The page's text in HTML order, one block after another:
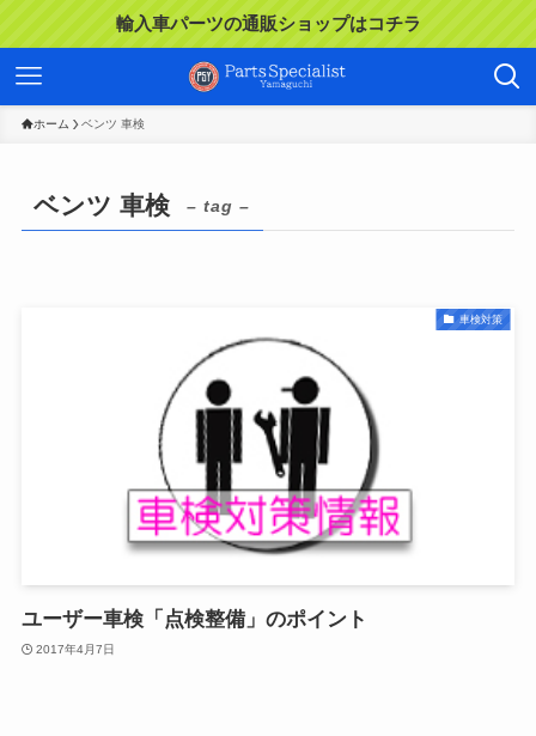
輸入車パーツの通販ショップはコチラ
ホーム ベンツ 車検
ベンツ 車検 – tag –
車検対策
ユーザー車検「点検整備」のポイント
2017年4月7日